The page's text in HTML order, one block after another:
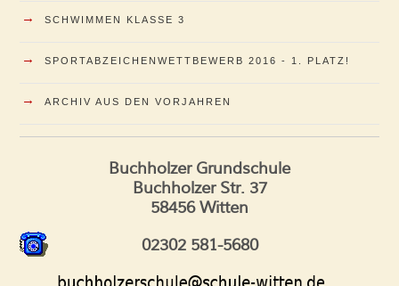
→ SCHWIMMEN KLASSE 3
→ SPORTABZEICHENWETTBEWERB 2016 - 1. PLATZ!
→ ARCHIV AUS DEN VORJAHREN
Buchholzer Grundschule
Buchholzer Str. 37
58456 Witten
02302 581-5680